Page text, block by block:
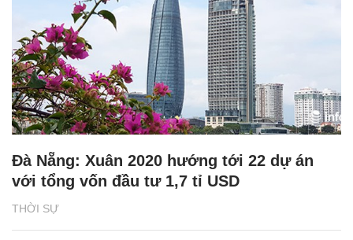
THỜI SỰ
Đà Nẵng: Xuân 2020 hướng tới 22 dự án
với tổng vốn đầu tư 1,7 tỉ USD